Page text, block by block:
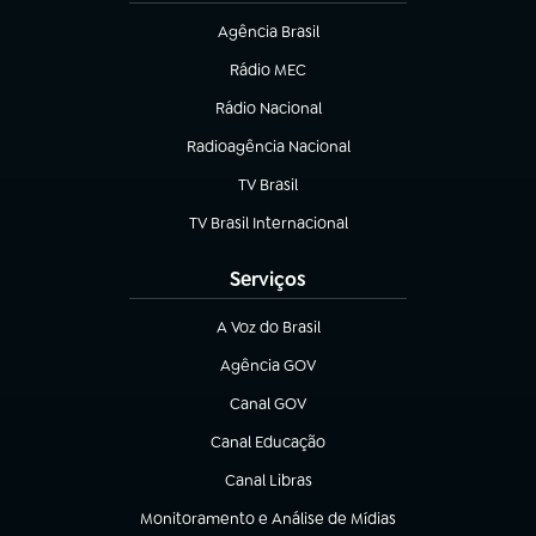
Agência Brasil
(abre em nova aba)
Rádio MEC
(abre em nova aba)
Rádio Nacional
Radioagência Nacional
(abre em nova aba)
TV Brasil
(abre em nova aba)
TV Brasil Internacional
(abre em nova aba)
Serviços
A Voz do Brasil
(abre em nova aba)
Agência GOV
(abre em nova aba)
Canal GOV
(abre em nova aba)
Canal Educação
(abre em nova aba)
Canal Libras
(abre em nova aba)
Monitoramento e Análise de Mídias
(abre em nova aba)